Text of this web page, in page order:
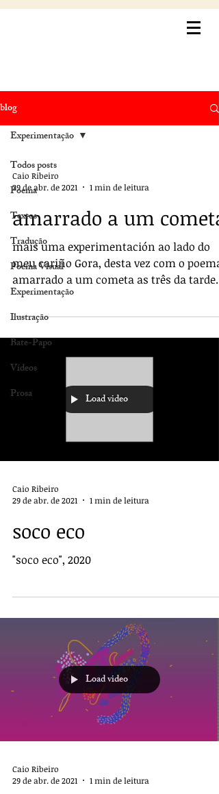
blog
Todos posts
Poema
Textos
Tradução
Poema Visual
Experimentação
Ilustração
Bate-Papo
Vídeos
Prosa
Experimentação
Caio Ribeiro
29 de abr. de 2021
1 min de leitura
amarrado a um cometa
mais uma experimentación ao lado do
meu cariño Gora, desta vez com o poema
amarrado a um cometa as três da tarde.
Coloca no play e depois...
Load video
Caio Ribeiro
29 de abr. de 2021
1 min de leitura
soco eco
"soco eco", 2020
Load video
Caio Ribeiro
29 de abr. de 2021
1 min de leitura